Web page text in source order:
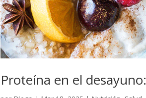
Proteína en el